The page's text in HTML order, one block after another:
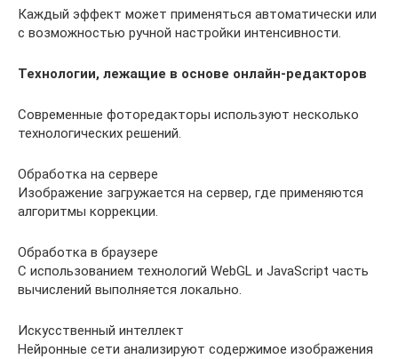
Каждый эффект может применяться автоматически или
с возможностью ручной настройки интенсивности.
Технологии, лежащие в основе онлайн-редакторов
Современные фоторедакторы используют несколько
технологических решений.
Обработка на сервере
Изображение загружается на сервер, где применяются
алгоритмы коррекции.
Обработка в браузере
С использованием технологий WebGL и JavaScript часть
вычислений выполняется локально.
Искусственный интеллект
Нейронные сети анализируют содержимое изображения